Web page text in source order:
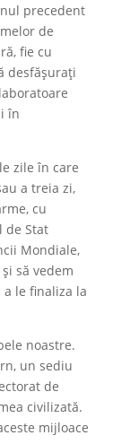
precedent
de
fie cu
desfășurați
în
zile în care
a treia zi,
cu
de Stat
Mondiale,
să vedem
le finaliza la
noastre.
un sediu
de
civilizată.
mijloace